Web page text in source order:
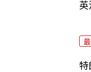
英
特